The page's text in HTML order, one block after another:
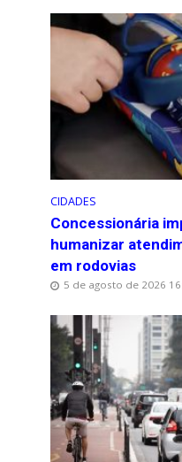
CIDADES
Concessionária
humanizar
em rodovias
5 de agosto de 2026